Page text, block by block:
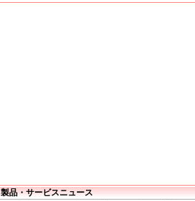
製品・サービスニュース